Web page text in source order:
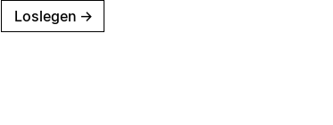
Loslegen →